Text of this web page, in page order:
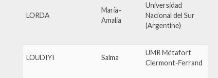
LORDA
María-
Amalia
Universidad
Nacional del Sur
(Argentine)
LOUDIYI Salma
UMR Métafort
Clermont-Ferrand